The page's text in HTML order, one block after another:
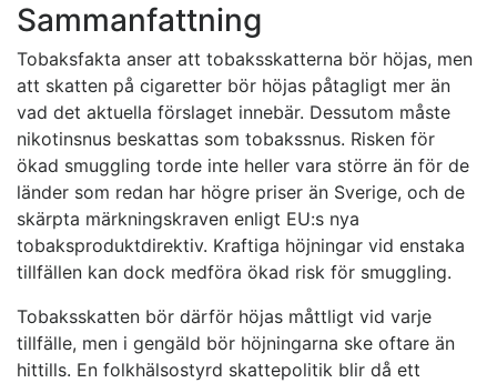
Sammanfattning
Tobaksfakta anser att tobaksskatterna bör höjas, men
att skatten på cigaretter bör höjas påtagligt mer än
vad det aktuella förslaget innebär. Dessutom måste
nikotinsnus beskattas som tobakssnus. Risken för
ökad smuggling torde inte heller vara större än för de
länder som redan har högre priser än Sverige, och de
skärpta märkningskraven enligt EU:s nya
tobaksproduktdirektiv. Kraftiga höjningar vid enstaka
tillfällen kan dock medföra ökad risk för smuggling.
Tobaksskatten bör därför höjas måttligt vid varje
tillfälle, men i gengäld bör höjningarna ske oftare än
hittills. En folkhälsostyrd skattepolitik blir då ett